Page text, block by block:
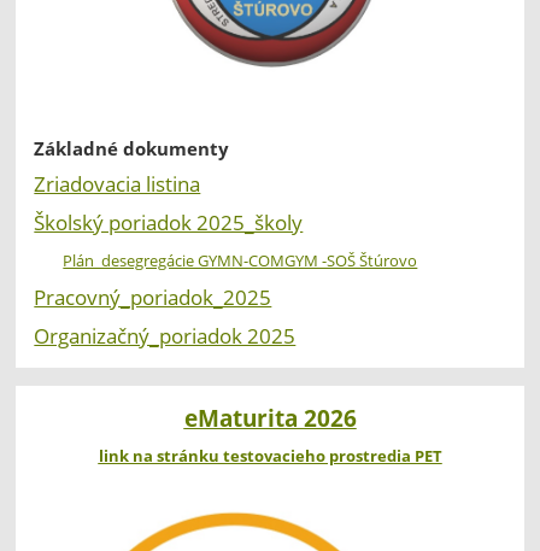
Základné dokumenty
Zriadovacia listina
Školský poriadok 2025_školy
Plán_desegregácie GYMN-COMGYM -SOŠ Štúrovo
Pracovný_poriadok_2025
Organizačný_poriadok 2025
eMaturita 2026
link na stránku testovacieho prostredia PET